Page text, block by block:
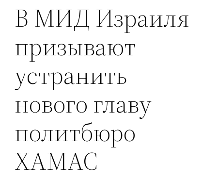
В МИД Израиля
призывают
устранить
нового главу
политбюро
ХАМАС